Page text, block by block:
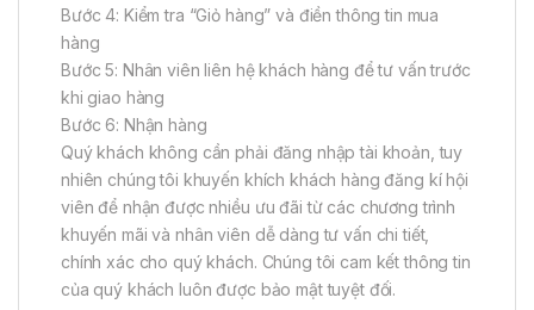
Bước 4: Kiểm tra “Giỏ hàng” và điền thông tin mua
hàng
Bước 5: Nhân viên liên hệ khách hàng để tư vấn trước
khi giao hàng
Bước 6: Nhận hàng
Quý khách không cần phải đăng nhập tài khoản, tuy
nhiên chúng tôi khuyến khích khách hàng đăng kí hội
viên để nhận được nhiều ưu đãi từ các chương trình
khuyến mãi và nhân viên dễ dàng tư vấn chi tiết,
chính xác cho quý khách. Chúng tôi cam kết thông tin
của quý khách luôn được bảo mật tuyệt đối.